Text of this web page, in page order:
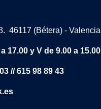
46117 (Bétera) - Valencia
17.00 y V de 9.00 a 15.00
// 615 98 89 43